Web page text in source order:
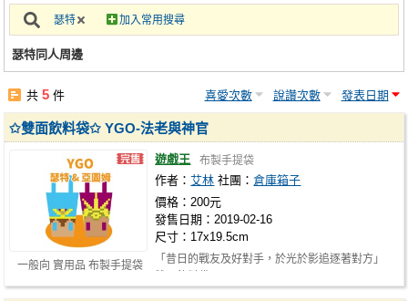
會員功能選單
註冊會員
瑟特 加入常用搜尋
瑟特同人周邊
共5 件 喜愛次數 說讚次數 發表日期
一般向 實用品 布製手提袋
✩雙面飲料袋✩ YGO-法老與神官
遊戲王 布製手提袋
作者：艾林 社團：倉庫箱子
價格：200元
發售日期：2019-02-16
尺寸：17x19.5cm
「昔日的戰友及好對手，於光於影追逐著對方」